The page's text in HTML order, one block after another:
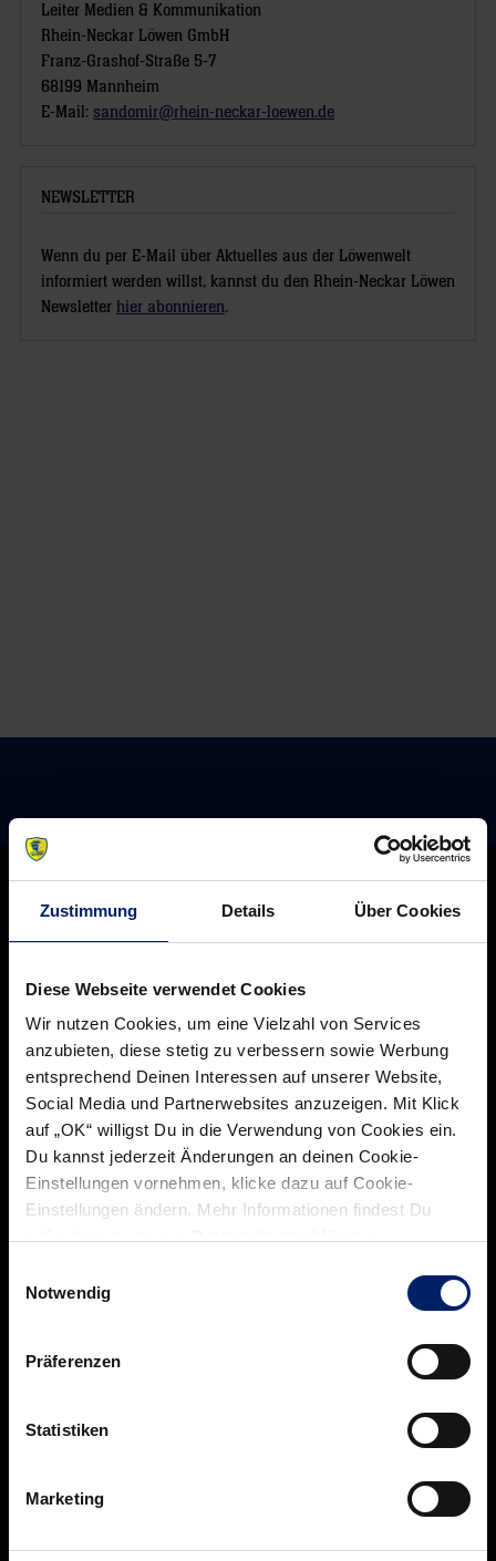
Zustimmung Details Über Cookies
Diese Webseite verwendet Cookies
Wir nutzen Cookies, um eine Vielzahl von Services
anzubieten, diese stetig zu verbessern sowie Werbung
entsprechend Deinen Interessen auf unserer Website,
Social Media und Partnerwebsites anzuzeigen. Mit Klick
auf „OK“ willigst Du in die Verwendung von Cookies ein.
Du kannst jederzeit Änderungen an deinen Cookie-
Einstellungen vornehmen, klicke dazu auf Cookie-
Einstellungen ändern. Mehr Informationen findest Du
Notwendig
Präferenzen
Statistiken
Marketing
Leiter Medien & Kommunikation
Rhein-Neckar Löwen GmbH
Franz-Grashof-Straße 5-7
68199 Mannheim
E-Mail: sandomir@rhein-neckar-loewen.de
NEWSLETTER
Wenn du per E-Mail über Aktuelles aus der Löwenwelt
informiert werden willst, kannst du den Rhein-Neckar Löwen
Newsletter hier abonnieren.
Rhein-Neckar Löwen GmbH
öffnen,
klicken
hier
Werte der Löwen
Business